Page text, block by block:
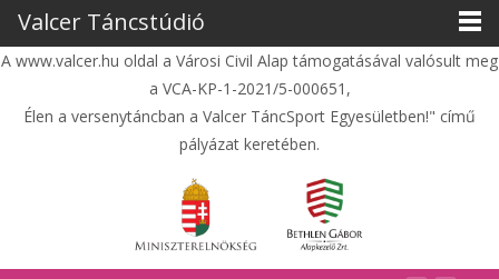
A www.valcer.hu oldal a Városi Civil Alap támogatásával valósult meg
a VCA-KP-1-2021/5-000651,
Élen a versenytáncban a Valcer TáncSport Egyesületben!" című
pályázat keretében.
Valcer Táncstúdió